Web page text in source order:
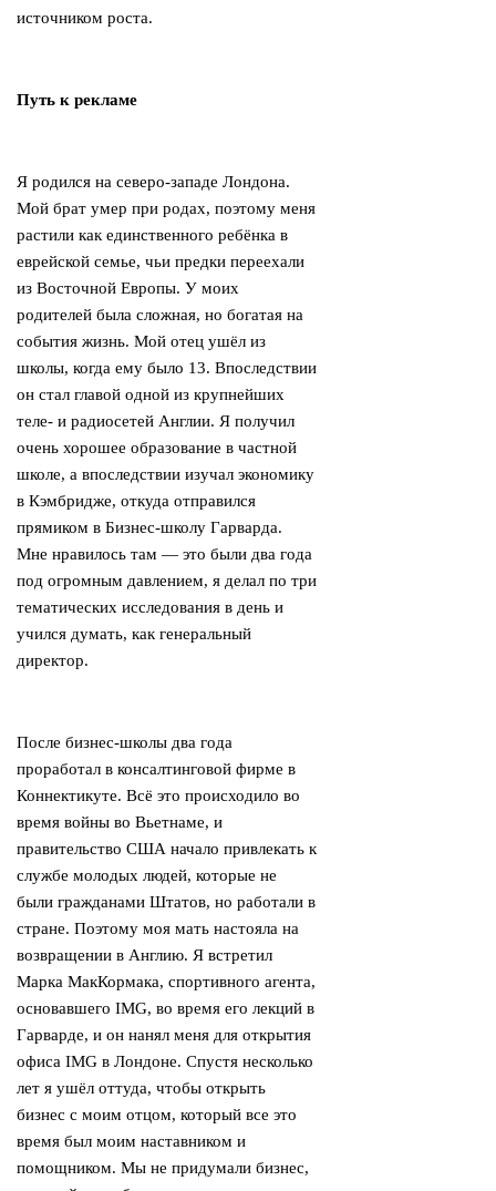
источником роста.
Путь к рекламе
Я родился на северо-западе Лондона.
Мой брат умер при родах, поэтому меня
растили как единственного ребёнка в
еврейской семье, чьи предки переехали
из Восточной Европы. У моих
родителей была сложная, но богатая на
события жизнь. Мой отец ушёл из
школы, когда ему было 13. Впоследствии
он стал главой одной из крупнейших
теле- и радиосетей Англии. Я получил
очень хорошее образование в частной
школе, а впоследствии изучал экономику
в Кэмбридже, откуда отправился
прямиком в Бизнес-школу Гарварда.
Мне нравилось там — это были два года
под огромным давлением, я делал по три
тематических исследования в день и
учился думать, как генеральный
директор.
После бизнес-школы два года
проработал в консалтинговой фирме в
Коннектикуте. Всё это происходило во
время войны во Вьетнаме, и
правительство США начало привлекать к
службе молодых людей, которые не
были гражданами Штатов, но работали в
стране. Поэтому моя мать настояла на
возвращении в Англию. Я встретил
Марка МакКормака, спортивного агента,
основавшего IMG, во время его лекций в
Гарварде, и он нанял меня для открытия
офиса IMG в Лондоне. Спустя несколько
лет я ушёл оттуда, чтобы открыть
бизнес с моим отцом, который все это
время был моим наставником и
помощником. Мы не придумали бизнес,